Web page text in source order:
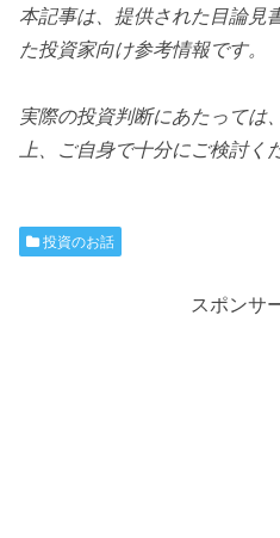
本記事は、提供された目論見
た投資家向け参考情報です。
実際の投資判断にあたっては
上、ご自身で十分にご検討く
投資のお話
スポンサ